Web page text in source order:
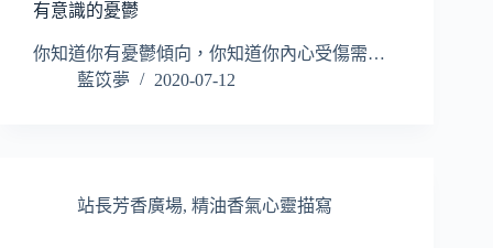
有意識的憂鬱
你知道你有憂鬱傾向，你知道你內心受傷需…
藍笖夢
2020-07-12
站長芳香廣場, 精油香氣心靈描寫